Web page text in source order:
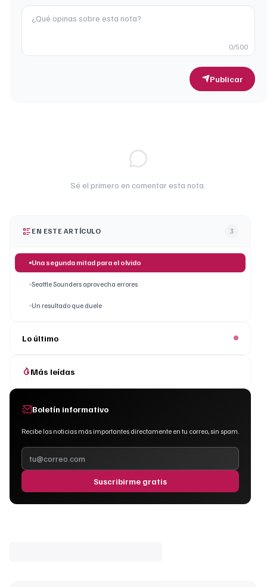
0/500
Publicar
Sé el primero en comentar esta nota.
EN ESTE ARTÍCULO 3
Una segunda mitad para el olvido
Seattle Sounders aprovecha errores
Un resultado que duele
Lo último
Más leídas
Boletín informativo
Recibe las noticias más importantes directamente en tu correo, sin spam.
Suscribirme gratis